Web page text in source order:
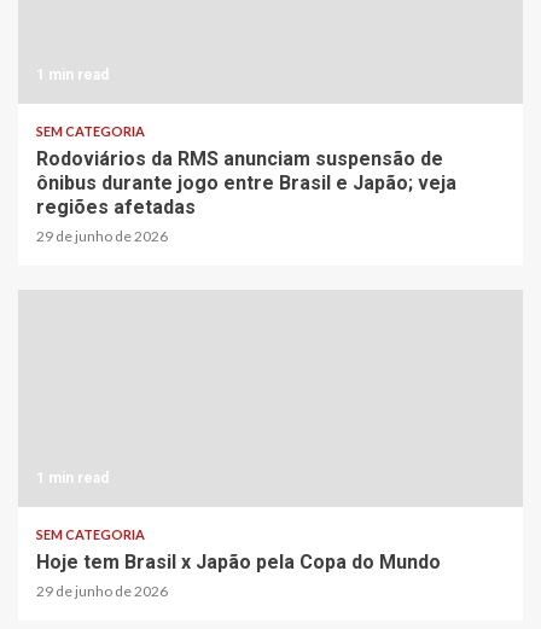
1 min read
SEM CATEGORIA
Rodoviários da RMS anunciam suspensão de
ônibus durante jogo entre Brasil e Japão; veja
regiões afetadas
29 de junho de 2026
1 min read
SEM CATEGORIA
Hoje tem Brasil x Japão pela Copa do Mundo
29 de junho de 2026